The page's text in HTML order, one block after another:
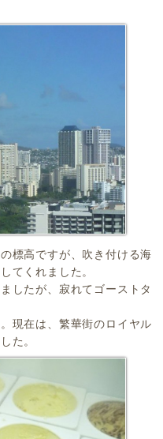
標高ですが、吹き付ける海
てくれました。
したが、寂れてゴーストタ
現在は、繁華街のロイヤル
た。